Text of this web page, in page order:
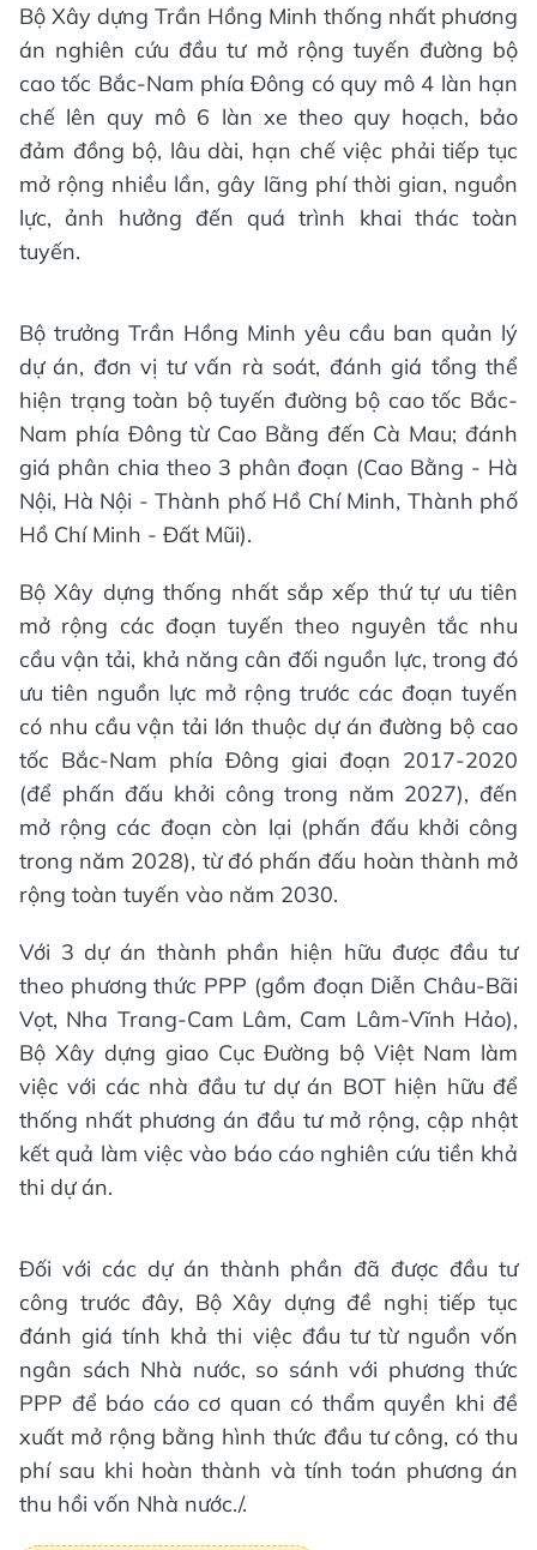
Bộ Xây dựng Trần Hồng Minh thống nhất phương
án nghiên cứu đầu tư mở rộng tuyến đường bộ
cao tốc Bắc-Nam phía Đông có quy mô 4 làn hạn
chế lên quy mô 6 làn xe theo quy hoạch, bảo
đảm đồng bộ, lâu dài, hạn chế việc phải tiếp tục
mở rộng nhiều lần, gây lãng phí thời gian, nguồn
lực, ảnh hưởng đến quá trình khai thác toàn
tuyến.
Bộ trưởng Trần Hồng Minh yêu cầu ban quản lý
dự án, đơn vị tư vấn rà soát, đánh giá tổng thể
hiện trạng toàn bộ tuyến đường bộ cao tốc Bắc-
Nam phía Đông từ Cao Bằng đến Cà Mau; đánh
giá phân chia theo 3 phân đoạn (Cao Bằng - Hà
Nội, Hà Nội - Thành phố Hồ Chí Minh, Thành phố
Hồ Chí Minh - Đất Mũi).
Bộ Xây dựng thống nhất sắp xếp thứ tự ưu tiên
mở rộng các đoạn tuyến theo nguyên tắc nhu
cầu vận tải, khả năng cân đối nguồn lực, trong đó
ưu tiên nguồn lực mở rộng trước các đoạn tuyến
có nhu cầu vận tải lớn thuộc dự án đường bộ cao
tốc Bắc-Nam phía Đông giai đoạn 2017-2020
(để phấn đấu khởi công trong năm 2027), đến
mở rộng các đoạn còn lại (phấn đấu khởi công
trong năm 2028), từ đó phấn đấu hoàn thành mở
rộng toàn tuyến vào năm 2030.
Với 3 dự án thành phần hiện hữu được đầu tư
theo phương thức PPP (gồm đoạn Diễn Châu-Bãi
Vọt, Nha Trang-Cam Lâm, Cam Lâm-Vĩnh Hảo),
Bộ Xây dựng giao Cục Đường bộ Việt Nam làm
việc với các nhà đầu tư dự án BOT hiện hữu để
thống nhất phương án đầu tư mở rộng, cập nhật
kết quả làm việc vào báo cáo nghiên cứu tiền khả
thi dự án.
Đối với các dự án thành phần đã được đầu tư
công trước đây, Bộ Xây dựng đề nghị tiếp tục
đánh giá tính khả thi việc đầu tư từ nguồn vốn
ngân sách Nhà nước, so sánh với phương thức
PPP để báo cáo cơ quan có thẩm quyền khi đề
xuất mở rộng bằng hình thức đầu tư công, có thu
phí sau khi hoàn thành và tính toán phương án
thu hồi vốn Nhà nước./.